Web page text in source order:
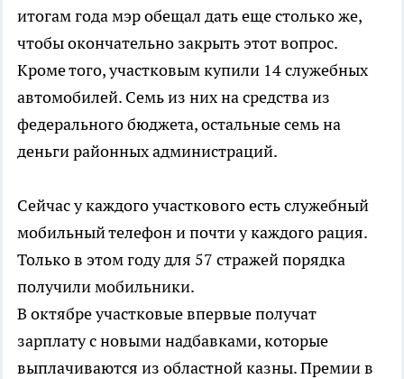
итогам года мэр обещал дать еще столько же,
чтобы окончательно закрыть этот вопрос.
Кроме того, участковым купили 14 служебных
автомобилей. Семь из них на средства из
федерального бюджета, остальные семь на
деньги районных администраций.
Сейчас у каждого участкового есть служебный
мобильный телефон и почти у каждого рация.
Только в этом году для 57 стражей порядка
получили мобильники.
В октябре участковые впервые получат
зарплату с новыми надбавками, которые
выплачиваются из областной казны. Премии в